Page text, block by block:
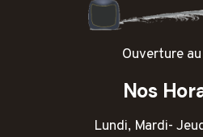
Ouverture
Nos
Lundi, Mardi-